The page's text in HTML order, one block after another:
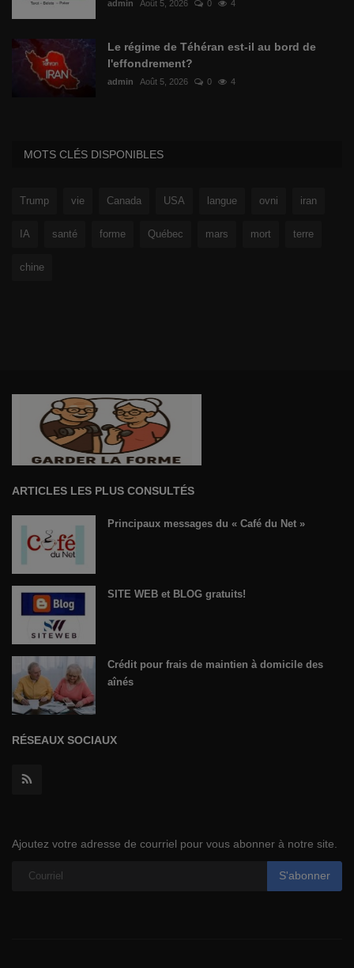
admin Août 5, 2026 0 4
Le régime de Téhéran est-il au bord de
l'effondrement?
admin Août 5, 2026 0 4
MOTS CLÉS DISPONIBLES
Trump vie Canada USA langue ovni iran
IA santé forme Québec mars mort terre
chine
ARTICLES LES PLUS CONSULTÉS
Principaux messages du « Café du Net »
SITE WEB et BLOG gratuits!
Crédit pour frais de maintien à domicile des
aînés
RÉSEAUX SOCIAUX
Ajoutez votre adresse de courriel pour vous abonner à notre site.
S'abonner